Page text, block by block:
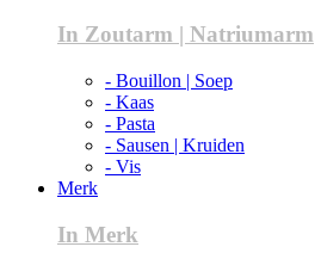
In Zoutarm | Natriumarm
- Bouillon | Soep
- Kaas
- Pasta
- Sausen | Kruiden
- Vis
Merk
In Merk